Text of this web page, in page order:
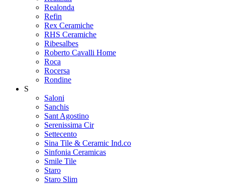
Realonda
Refin
Rex Ceramiche
RHS Ceramiche
Ribesalbes
Roberto Cavalli Home
Roca
Rocersa
Rondine
S
Saloni
Sanchis
Sant Agostino
Serenissima Cir
Settecento
Sina Tile & Ceramic Ind.co
Sinfonia Ceramicas
Smile Tile
Staro
Staro Slim